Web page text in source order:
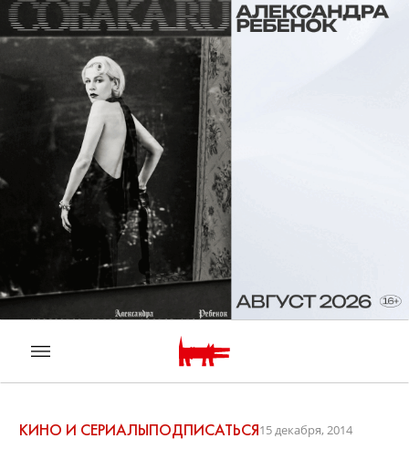
КИНО И СЕРИАЛЫПОДПИСАТЬСЯ15 декабря, 2014